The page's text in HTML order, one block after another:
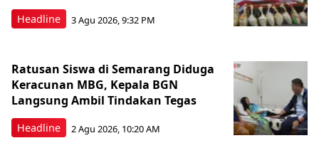
Headline 3 Agu 2026, 9:32 PM
Headline
Ratusan Siswa di Semarang Diduga
Keracunan MBG, Kepala BGN
Langsung Ambil Tindakan Tegas
2 Agu 2026, 10:20 AM